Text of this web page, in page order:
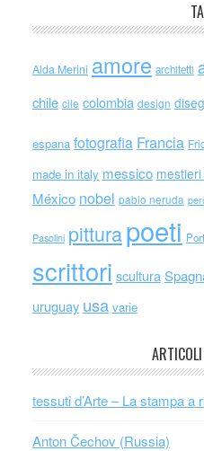
Alda Merini amore architetti
chile cile colombia design
espana fotografia Francia
made in italy messico
México nobel pablo neruda
Pasolini pitturapoeti
scrittori scultura
uruguay usa varie
tessuti d’Arte – La stampa a
Anton Čechov (Russia)